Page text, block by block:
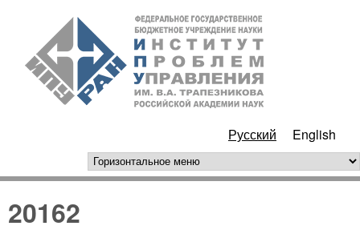
Перейти к основному
содержанию
РАН
Русский English
горизонтальное меню
20162